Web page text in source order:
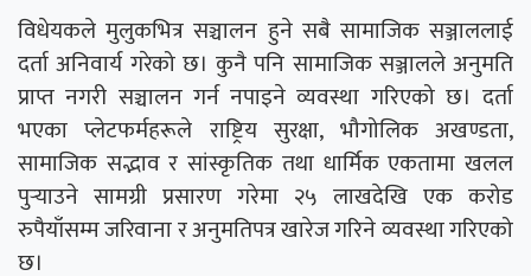
विधेयकले मुलुकभित्र सञ्चालन हुने सबै सामाजिक सञ्जाललाई
दर्ता अनिवार्य गरेको छ। कुनै पनि सामाजिक सञ्जालले अनुमति
प्राप्त नगरी सञ्चालन गर्न नपाइने व्यवस्था गरिएको छ। दर्ता
भएका प्लेटफर्महरूले राष्ट्रिय सुरक्षा, भौगोलिक अखण्डता,
सामाजिक सद्भाव र सांस्कृतिक तथा धार्मिक एकतामा खलल
पुर्‍याउने सामग्री प्रसारण गरेमा २५ लाखदेखि एक करोड
रुपैयाँसम्म जरिवाना र अनुमतिपत्र खारेज गरिने व्यवस्था गरिएको
छ।